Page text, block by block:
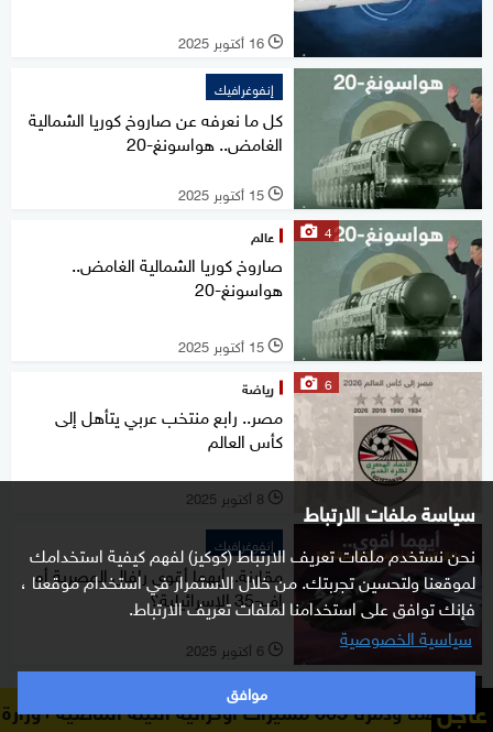
سياسة ملفات الارتباط
نحن نستخدم ملفات تعريف الارتباط (كوكيز) لفهم كيفية استخدامك
لموقعنا ولتحسين تجربتك. من خلال الاستمرار في استخدام موقعنا ،
فإنك توافق على استخدامنا لملفات تعريف الارتباط.
سياسية الخصوصية
موافق
l 16 أكتوبر 2025
إنفوغرافيك
كل ما نعرفه عن صاروخ كوريا الشمالية
الغامض.. هواسونغ-20
l 15 أكتوبر 2025
4 عالم
صاروخ كوريا الشمالية الغامض..
هواسونغ-20
l 15 أكتوبر 2025
6 رياضة
مصر.. رابع منتخب عربي يتأهل إلى
كأس العالم
l 8 أكتوبر 2025
إنفوغرافيك
مقارنة.. أيهما أقوى رافال المصرية أم
إف-35 الإسرائيلية؟
l 6 أكتوبر 2025
شرق أوسط
أيهما أقوى رافال المصرية أم إف-35 عاجل وزارة الدفاع الروسية: اعترضنا ودمرنا 605